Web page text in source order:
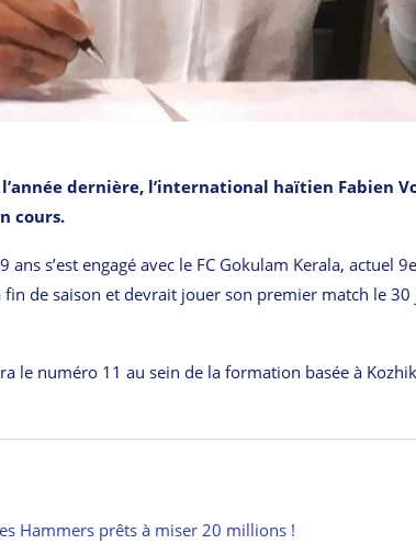
l’année dernière, l’international haïtien Fabien
cours.
s’est engagé avec le FC Gokulam Kerala, actuel
fin de saison et devrait jouer son premier match le
le numéro 11 au sein de la formation basée à
Hammers prêts à miser 20 millions !